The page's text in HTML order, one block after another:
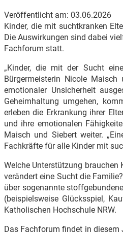
Veröffentlicht am: 03.06.2026
Kinder, die mit suchtkranken
Die Auswirkungen sind dabei
Fachforum statt.
„Kinder, die mit der Sucht
Bürgermeisterin Nicole
emotionaler Unsicherheit
Geheimhaltung umgehen,
erleben die Erkrankung ihrer
und ihre emotionalen
Maisch und Siebert weiter.
Fachkräfte für alle Kinder mit
Welche Unterstützung
verändert eine Sucht die
über sogenannte
(beispielsweise Glücksspiel,
Katholischen Hochschule NRW.
Das Fachforum findet in